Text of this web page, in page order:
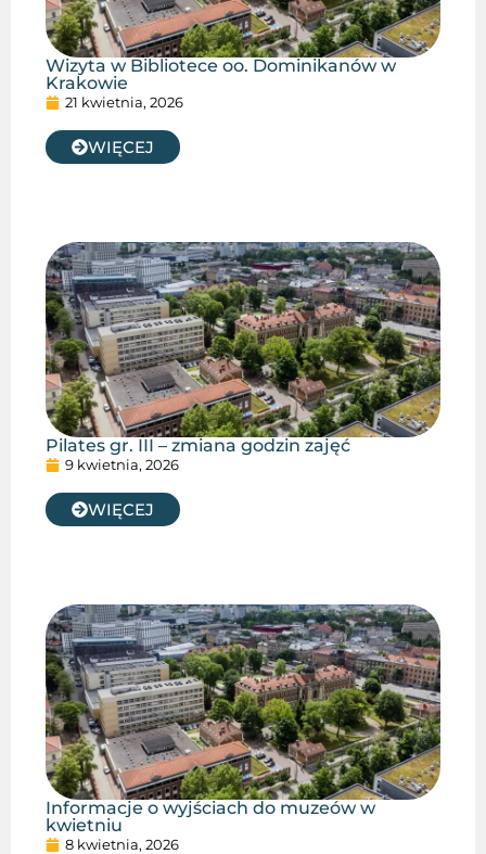
Wizyta w Bibliotece oo. Dominikanów w
Krakowie
21 kwietnia, 2026
WIĘCEJ
Pilates gr. III – zmiana godzin zajęć
9 kwietnia, 2026
WIĘCEJ
Informacje o wyjściach do muzeów w
kwietniu
8 kwietnia, 2026